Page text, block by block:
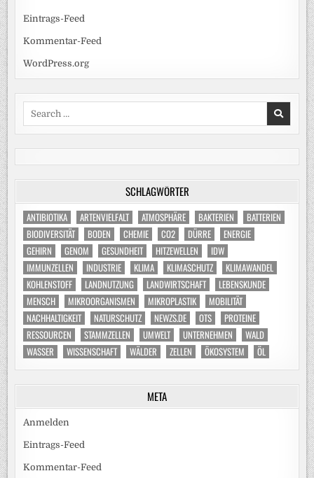
Eintrags-Feed
Kommentar-Feed
WordPress.org
Search
SCHLAGWÖRTER
ANTIBIOTIKA ARTENVIELFALT ATMOSPHÄRE BAKTERIEN
BATTERIEN
BIODIVERSITÄT
BODEN CHEMIE CO2 DÜRRE
ENERGIE
GEHIRN
GENOM GESUNDHEIT HITZEWELLEN
IDW
IMMUNZELLEN
INDUSTRIE KLIMA KLIMASCHUTZ
KLIMAWANDEL
KOHLENSTOFF
LANDNUTZUNG LANDWIRTSCHAFT
LEBENSKUNDE
MENSCH
MIKROORGANISMEN MIKROPLASTIK
MOBILITÄT
NACHHALTIGKEIT
NATURSCHUTZ NEWZS.DE OTS
PROTEINE
RESSOURCEN
STAMMZELLEN UMWELT UNTERNEHMEN
WALD
WASSER
WISSENSCHAFT WÄLDER ZELLEN ÖKOSYSTEM ÖL
META
Anmelden
Eintrags-Feed
Kommentar-Feed